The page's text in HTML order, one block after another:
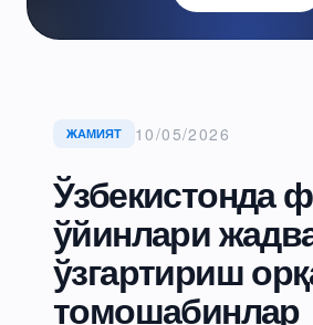
ЖАМИЯТ 10/05/2026
Ўзбекистонда
ўйинлари
ўзгартириш
томошабинлар